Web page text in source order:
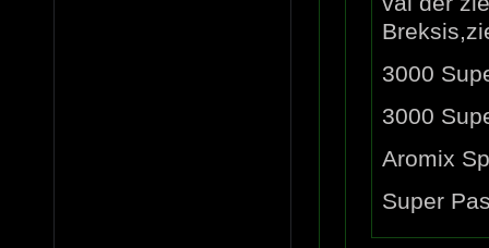
3000
3000
Aromix
Super